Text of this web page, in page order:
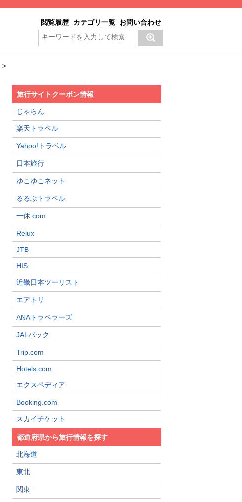
閲覧履歴 カテゴリ一覧 お問い合わせ
>
旅行サイトクーポン情報
じゃらん
楽天トラベル
Yahoo!トラベル
日本旅行
ゆこゆこネット
るるぶトラベル
一休.com
Relux
JTB
HIS
近畿日本ツーリスト
エアトリ
ANAトラベラーズ
JALパック
Trip.com
Hotels.com
エクスペディア
Booking.com
スカイチケット
都道府県から旅行情報を探す
北海道
東北
関東